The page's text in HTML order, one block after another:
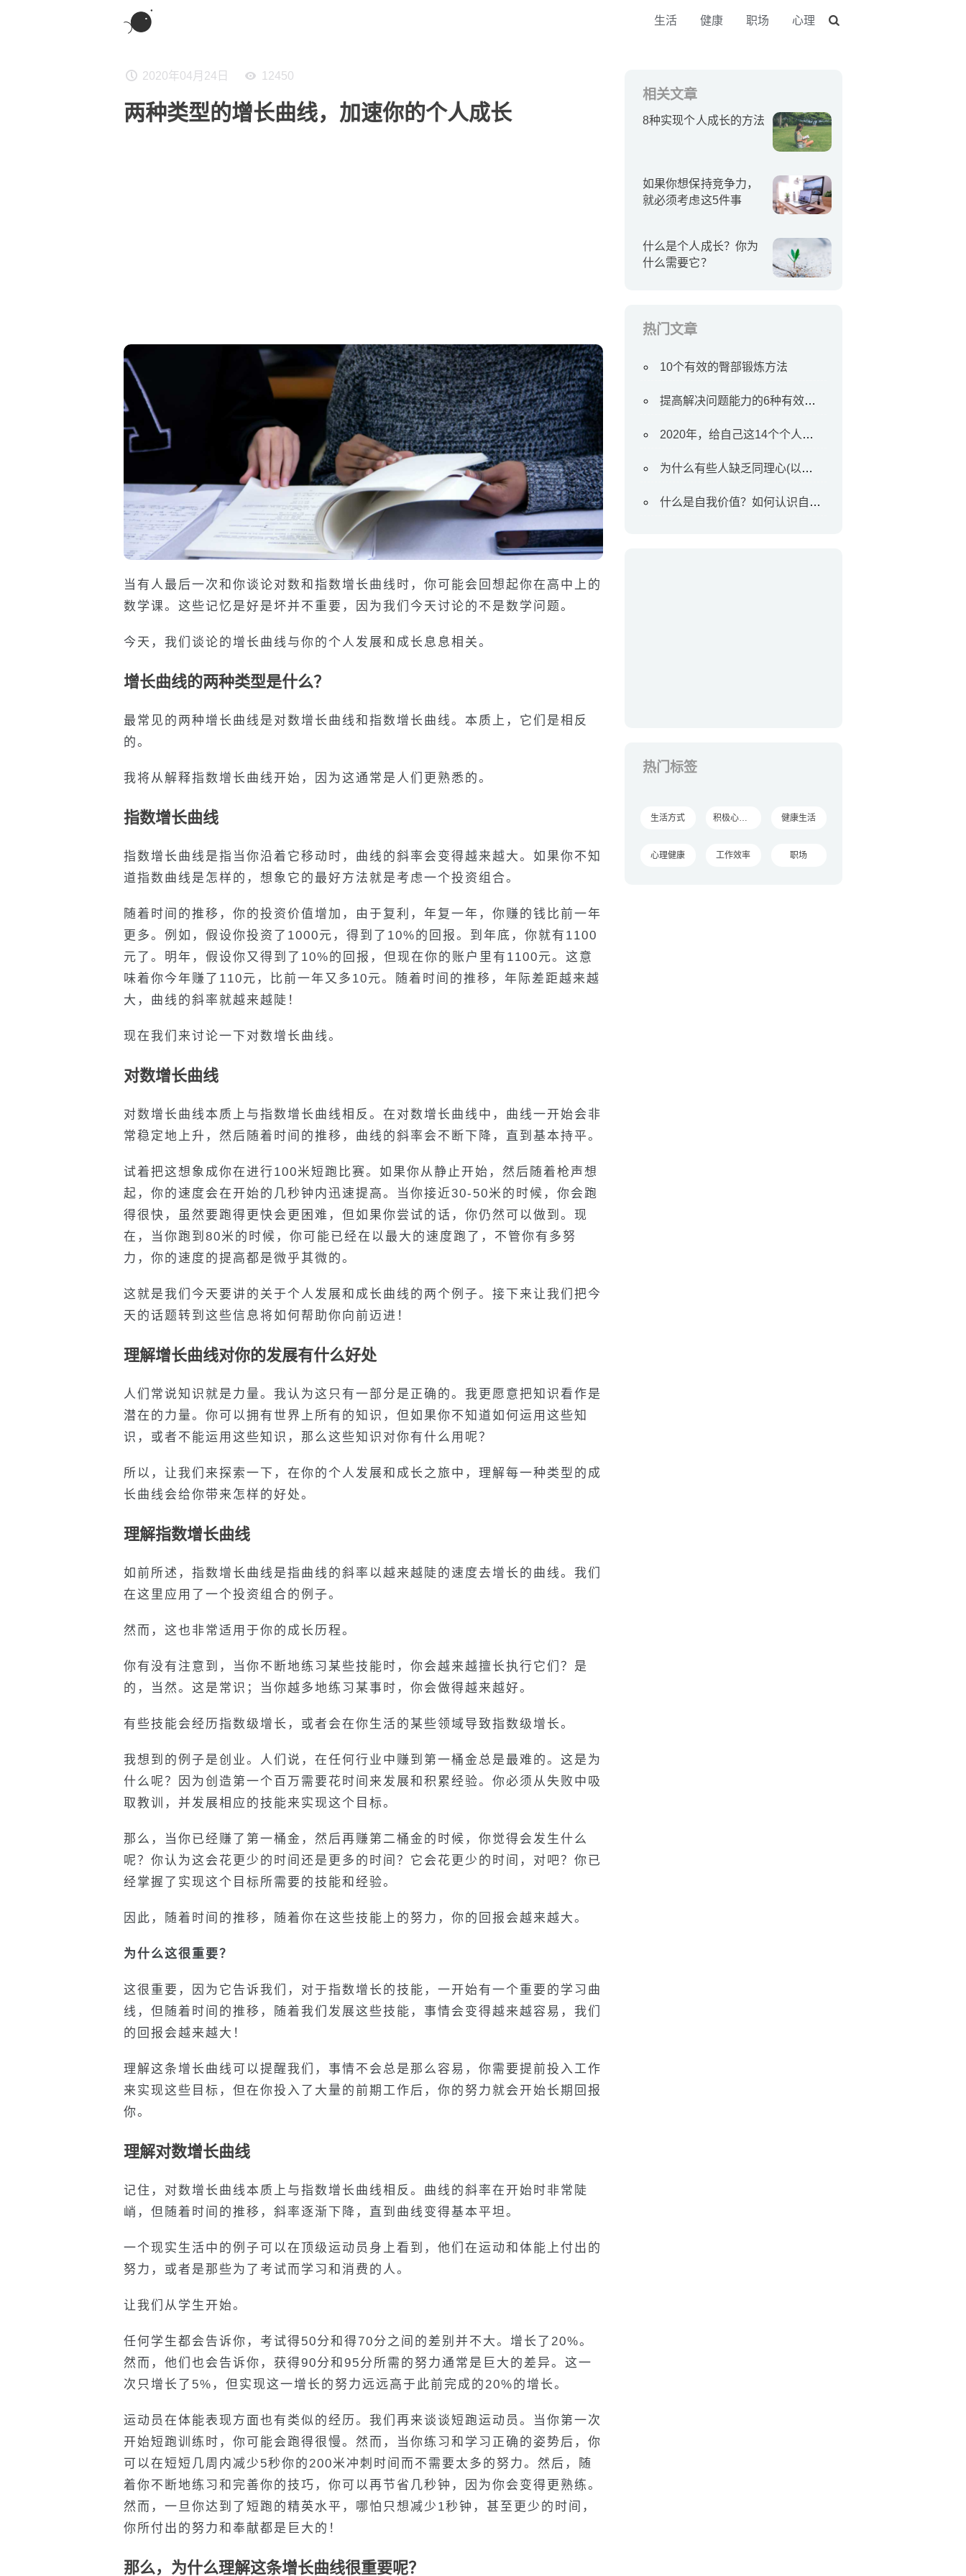
生活 健康 职场 心理
2020年04月24日 12450
两种类型的增长曲线，加速你的个人成长
当有人最后一次和你谈论对数和指数增长曲线时，你可能会回想起你在高中上的
数学课。这些记忆是好是坏并不重要，因为我们今天讨论的不是数学问题。
今天，我们谈论的增长曲线与你的个人发展和成长息息相关。
增长曲线的两种类型是什么？
最常见的两种增长曲线是对数增长曲线和指数增长曲线。本质上，它们是相反
的。
我将从解释指数增长曲线开始，因为这通常是人们更熟悉的。
指数增长曲线
指数增长曲线是指当你沿着它移动时，曲线的斜率会变得越来越大。如果你不知
道指数曲线是怎样的，想象它的最好方法就是考虑一个投资组合。
随着时间的推移，你的投资价值增加，由于复利，年复一年，你赚的钱比前一年
更多。例如，假设你投资了1000元，得到了10%的回报。到年底，你就有1100
元了。明年，假设你又得到了10%的回报，但现在你的账户里有1100元。这意
味着你今年赚了110元，比前一年又多10元。随着时间的推移，年际差距越来越
大，曲线的斜率就越来越陡！
现在我们来讨论一下对数增长曲线。
对数增长曲线
对数增长曲线本质上与指数增长曲线相反。在对数增长曲线中，曲线一开始会非
常稳定地上升，然后随着时间的推移，曲线的斜率会不断下降，直到基本持平。
试着把这想象成你在进行100米短跑比赛。如果你从静止开始，然后随着枪声想
起，你的速度会在开始的几秒钟内迅速提高。当你接近30-50米的时候，你会跑
得很快，虽然要跑得更快会更困难，但如果你尝试的话，你仍然可以做到。现
在，当你跑到80米的时候，你可能已经在以最大的速度跑了，不管你有多努
力，你的速度的提高都是微乎其微的。
这就是我们今天要讲的关于个人发展和成长曲线的两个例子。接下来让我们把今
天的话题转到这些信息将如何帮助你向前迈进！
理解增长曲线对你的发展有什么好处
人们常说知识就是力量。我认为这只有一部分是正确的。我更愿意把知识看作是
潜在的力量。你可以拥有世界上所有的知识，但如果你不知道如何运用这些知
识，或者不能运用这些知识，那么这些知识对你有什么用呢？
所以，让我们来探索一下，在你的个人发展和成长之旅中，理解每一种类型的成
长曲线会给你带来怎样的好处。
理解指数增长曲线
如前所述，指数增长曲线是指曲线的斜率以越来越陡的速度去增长的曲线。我们
在这里应用了一个投资组合的例子。
然而，这也非常适用于你的成长历程。
你有没有注意到，当你不断地练习某些技能时，你会越来越擅长执行它们？是
的，当然。这是常识；当你越多地练习某事时，你会做得越来越好。
有些技能会经历指数级增长，或者会在你生活的某些领域导致指数级增长。
我想到的例子是创业。人们说，在任何行业中赚到第一桶金总是最难的。这是为
什么呢？因为创造第一个百万需要花时间来发展和积累经验。你必须从失败中吸
取教训，并发展相应的技能来实现这个目标。
那么，当你已经赚了第一桶金，然后再赚第二桶金的时候，你觉得会发生什么
呢？你认为这会花更少的时间还是更多的时间？它会花更少的时间，对吧？你已
经掌握了实现这个目标所需要的技能和经验。
因此，随着时间的推移，随着你在这些技能上的努力，你的回报会越来越大。
为什么这很重要？
这很重要，因为它告诉我们，对于指数增长的技能，一开始有一个重要的学习曲
线，但随着时间的推移，随着我们发展这些技能，事情会变得越来越容易，我们
的回报会越来越大！
理解这条增长曲线可以提醒我们，事情不会总是那么容易，你需要提前投入工作
来实现这些目标，但在你投入了大量的前期工作后，你的努力就会开始长期回报
你。
理解对数增长曲线
记住，对数增长曲线本质上与指数增长曲线相反。曲线的斜率在开始时非常陡
峭，但随着时间的推移，斜率逐渐下降，直到曲线变得基本平坦。
一个现实生活中的例子可以在顶级运动员身上看到，他们在运动和体能上付出的
努力，或者是那些为了考试而学习和消费的人。
让我们从学生开始。
任何学生都会告诉你，考试得50分和得70分之间的差别并不大。增长了20%。
然而，他们也会告诉你，获得90分和95分所需的努力通常是巨大的差异。这一
次只增长了5%，但实现这一增长的努力远远高于此前完成的20%的增长。
运动员在体能表现方面也有类似的经历。我们再来谈谈短跑运动员。当你第一次
开始短跑训练时，你可能会跑得很慢。然而，当你练习和学习正确的姿势后，你
可以在短短几周内减少5秒你的200米冲刺时间而不需要太多的努力。然后，随
着你不断地练习和完善你的技巧，你可以再节省几秒钟，因为你会变得更熟练。
然而，一旦你达到了短跑的精英水平，哪怕只想减少1秒钟，甚至更少的时间，
你所付出的努力和奉献都是巨大的！
那么，为什么理解这条增长曲线很重要呢？
相关文章
8种实现个人成长的方法
如果你想保持竞争力，
就必须考虑这5件事
什么是个人成长？你为
什么需要它？
热门文章
10个有效的臀部锻炼方法
提高解决问题能力的6种有效方法
2020年，给自己这14个个人目标
为什么有些人缺乏同理心(以及如何对待他们)
什么是自我价值？如何认识自我价值
热门标签
生活方式 积极心理学 健康生活
心理健康 工作效率 职场